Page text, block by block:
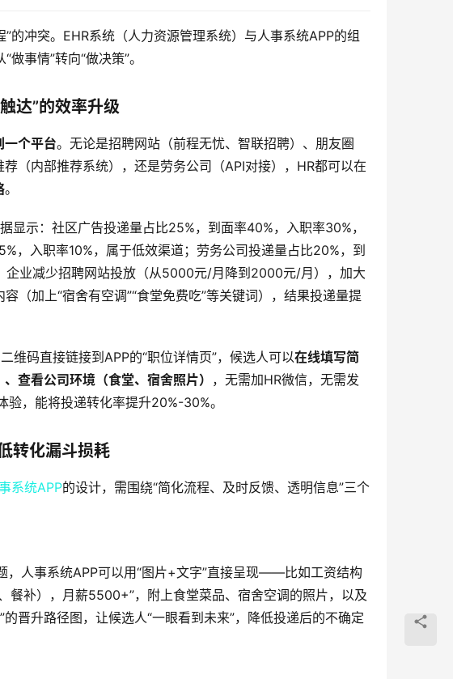
的冲突。EHR系统（人力资源管理系统）与人事系统APP的组
事情”转向“做决策”。
达”的效率升级
一个平台。无论是招聘网站（前程无忧、智联招聘）、朋友圈
（内部推荐系统），还是劳务公司（API对接），HR都可以在
。
显示：社区广告投递量占比25%，到面率40%，入职率30%，
，入职率10%，属于低效渠道；劳务公司投递量占比20%，到
企业减少招聘网站投放（从5000元/月降到2000元/月），加大
（加上“宿舍有空调”“食堂免费吃”等关键词），结果投递量提
码直接链接到APP的“职位详情页”，候选人可以在线填写简
查看公司环境（食堂、宿舍照片） ，无需加HR微信，无需发
验，能将投递转化率提升20%-30%。
转化漏斗损耗
系统APP的设计，需围绕“简化流程、及时反馈、透明信息”三个
，人事系统APP可以用“图片+文字”直接呈现——比如工资结构
补），月薪5500+”，附上食堂菜品、宿舍空调的照片，以及
升路径图，让候选人“一眼看到未来”，降低投递后的不确定